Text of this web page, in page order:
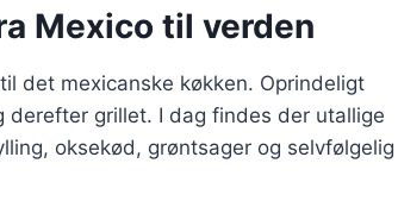
Mexico til verden
det mexicanske køkken. Oprindeligt
grillet. I dag findes der utallige
oksekød, grøntsager og selvfølgelig